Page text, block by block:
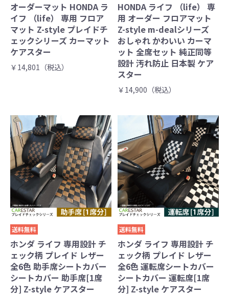
オーダーマット HONDA ラ
イフ （life） 専用 フロア
マット Z-style プレイドチ
ェックシリーズ カーマット
ケアスター
￥14,801（税込）
HONDA ライフ （life） 専
用 オーダー フロアマット
Z-style m-dealシリーズ
おしゃれ かわいい カーマ
ット 全席セット 純正同等
設計 汚れ防止 日本製 ケア
スター
￥14,900（税込）
送料無料
ホンダ ライフ 専用設計 チ
ェック柄 プレイド レザー
全6色 助手席シートカバー
シートカバー 助手席[1席
分] Z-style ケアスター
送料無料
ホンダ ライフ 専用設計 チ
ェック柄 プレイド レザー
全6色 運転席シートカバー
シートカバー 運転席[1席
分] Z-style ケアスター